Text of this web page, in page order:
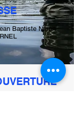
Baptiste Néron